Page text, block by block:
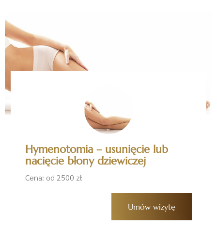
Hymenotomia – usunięcie lub
nacięcie błony dziewiczej
Cena: od 2500 zł
Umów wizytę